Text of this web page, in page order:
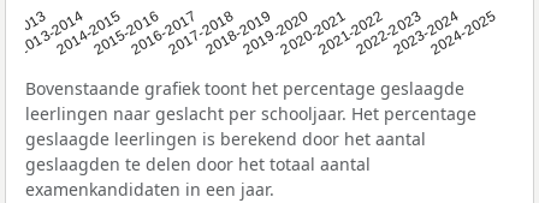
2013
2013-2014
2014-20152015-20162016-20172017-20182018-20192019-20202020-20212021-20222022-20232023-20242024-2025
Bovenstaande grafiek toont het percentage geslaagde
leerlingen naar geslacht per schooljaar. Het percentage
geslaagde leerlingen is berekend door het aantal
geslaagden te delen door het totaal aantal
examenkandidaten in een jaar.